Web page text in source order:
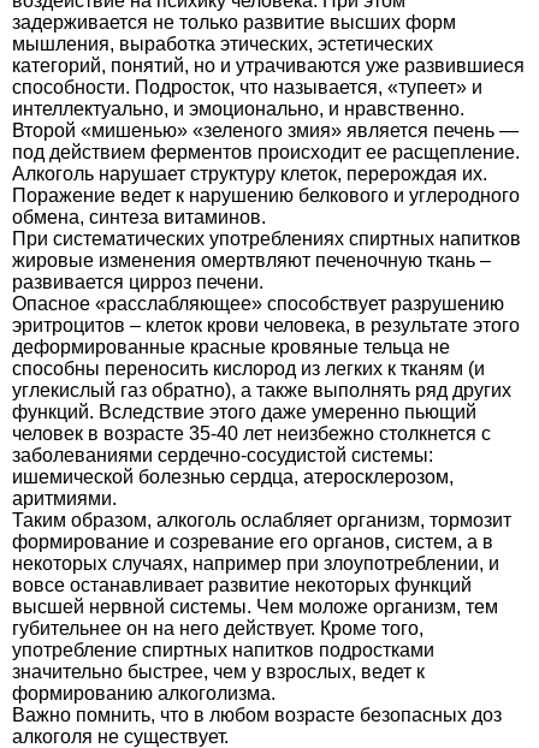
задерживается не только развитие высших форм
мышления, выработка этических, эстетических
категорий, понятий, но и утрачиваются уже развившиеся
способности. Подросток, что называется, «тупеет» и
интеллектуально, и эмоционально, и нравственно.
Второй «мишенью» «зеленого змия» является печень —
под действием ферментов происходит ее расщепление.
Алкоголь нарушает структуру клеток, перерождая их.
Поражение ведет к нарушению белкового и углеродного
обмена, синтеза витаминов.
При систематических употреблениях спиртных напитков
жировые изменения омертвляют печеночную ткань –
развивается цирроз печени.
Опасное «расслабляющее» способствует разрушению
эритроцитов – клеток крови человека, в результате этого
деформированные красные кровяные тельца не
способны переносить кислород из легких к тканям (и
углекислый газ обратно), а также выполнять ряд других
функций. Вследствие этого даже умеренно пьющий
человек в возрасте 35-40 лет неизбежно столкнется с
заболеваниями сердечно-сосудистой системы:
ишемической болезнью сердца, атеросклерозом,
аритмиями.
Таким образом, алкоголь ослабляет организм, тормозит
формирование и созревание его органов, систем, а в
некоторых случаях, например при злоупотреблении, и
вовсе останавливает развитие некоторых функций
высшей нервной системы. Чем моложе организм, тем
губительнее он на него действует. Кроме того,
употребление спиртных напитков подростками
значительно быстрее, чем у взрослых, ведет к
формированию алкоголизма.
Важно помнить, что в любом возрасте безопасных доз
алкоголя не существует.